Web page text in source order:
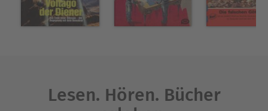
Lesen. Hören. Bücher